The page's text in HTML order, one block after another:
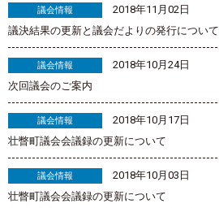
議会情報
2018年11月02日
議決結果の更新と議会だよりの発行について
議会情報
2018年10月24日
次回議会のご案内
議会情報
2018年10月17日
壮瞥町議会会議録の更新について
議会情報
2018年10月03日
壮瞥町議会会議録の更新について